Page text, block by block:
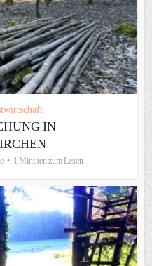
IN
1 Minuten zum Lesen